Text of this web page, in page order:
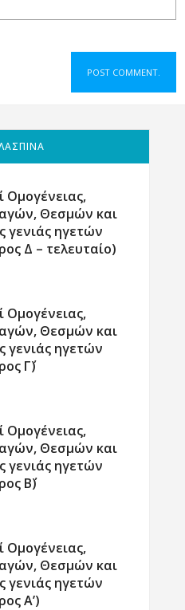
Ομογένειας,
Θεσμών και
γενιάς ηγετών
Δ – τελευταίο)
Ομογένειας,
Θεσμών και
γενιάς ηγετών
Γ΄)
Ομογένειας,
Θεσμών και
γενιάς ηγετών
Β΄)
Ομογένειας,
Θεσμών και
γενιάς ηγετών
Α’)